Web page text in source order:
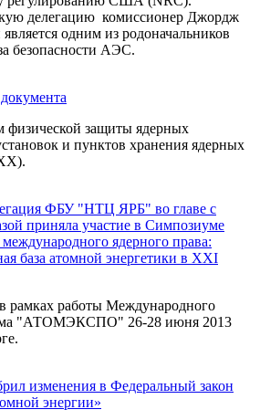
делегацию комиссионер Джордж
одним из родоначальников
безопасности АЭС.
физической защиты ядерных
и пунктов хранения ядерных
ФБУ "НТЦ ЯРБ" во главе с
приняла участие в Симпозиуме
ядерного права:
база атомной энергетики в XXI
рамках работы Международного
"АТОМЭКСПО" 26-28 июня 2013
изменения в Федеральный закон
энергии»